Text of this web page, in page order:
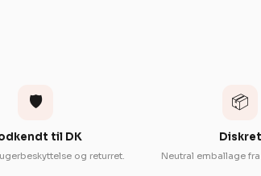
🛡️
til DK
og returret.
📦
Diskret
Neutral emballage